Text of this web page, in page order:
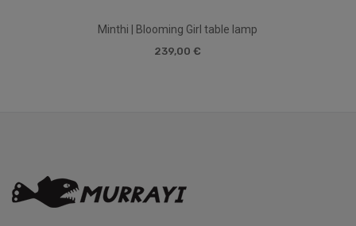
Minthi | Blooming Girl table lamp
239,00 €